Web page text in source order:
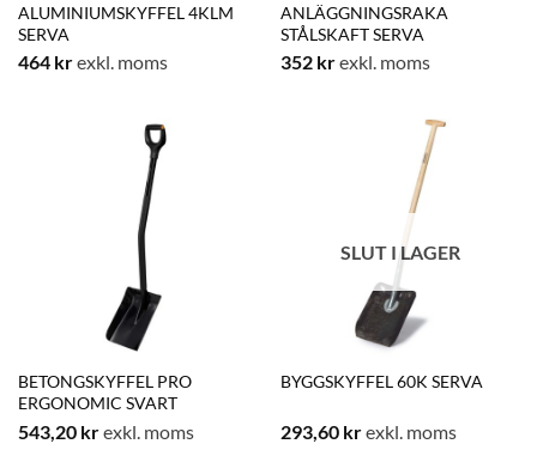
ALUMINIUMSKYFFEL 4KLM
SERVA
464 krexkl. moms
ANLÄGGNINGSRAKA
STÅLSKAFT SERVA
352 krexkl. moms
BETONGSKYFFEL PRO
ERGONOMIC SVART
543,20 krexkl. moms
SLUT I LAGER
BYGGSKYFFEL 60K SERVA
293,60 krexkl. moms